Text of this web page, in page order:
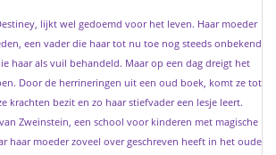
lijkt wel gedoemd voor het leven. Haar moeder
een vader die haar tot nu toe nog steeds onbekend
haar als vuil behandeld. Maar op een dag dreigt het
Door de herrineringen uit een oud boek, komt ze tot
krachten bezit en zo haar stiefvader een lesje leert.
Zweinstein, een school voor kinderen met magische
haar moeder zoveel over geschreven heeft in het oude